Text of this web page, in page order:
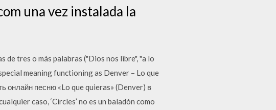
una vez instalada la
tres o más palabras ("Dios nos libre", "a lo
meaning functioning as Denver – Lo que
онлайн песню «Lo que quieras» (Denver) в
caso, ‘Circles’ no es un baladón como